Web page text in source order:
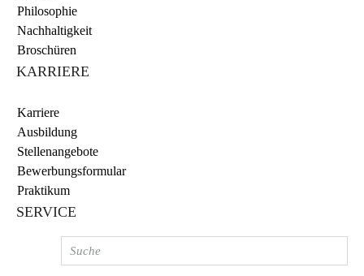
Philosophie
Nachhaltigkeit
Broschüren
KARRIERE
Karriere
Ausbildung
Stellenangebote
Bewerbungsformular
Praktikum
SERVICE